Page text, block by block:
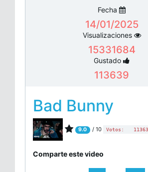
Fecha
14/01/2025
Visualizaciones
15331684
Gustado
113639
Bad Bunny
9.0 / 10 Votos:
Comparte este video